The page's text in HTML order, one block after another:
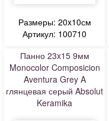
Размеры: 20x10см
Артикул: 100710
Панно 23x15 9мм
Monocolor Composicion
Aventura Grey A
глянцевая серый Absolut
Keramika